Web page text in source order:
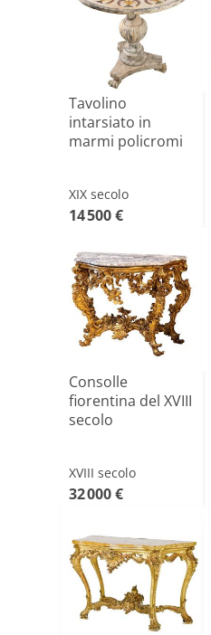
Tavolino
intarsiato in
marmi policromi
XIX secolo
14 500 €
Consolle
fiorentina del XVIII
secolo
XVIII secolo
32 000 €